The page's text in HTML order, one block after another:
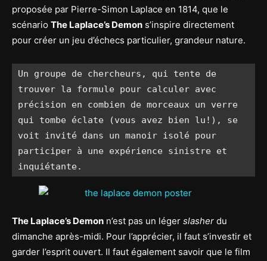
proposée par Pierre-Simon Laplace en 1814, que le
scénario The Laplace’s Demon s’inspire directement
pour créer un jeu d’échecs particulier, grandeur nature.
Un groupe de chercheurs, qui tente de
trouver la formule pour calculer avec
précision en combien de morceaux un verre
qui tombe éclate (vous avez bien lu!), se
voit invité dans un manoir isolé pour
participer à une expérience sinistre et
inquiétante.
The Laplace’s Demon n’est pas un léger slasher du
dimanche après-midi. Pour l’apprécier, il faut s’investir et
garder l’esprit ouvert. Il faut également savoir que le film